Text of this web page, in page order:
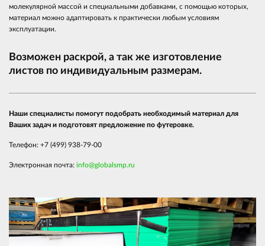
молекулярной массой и специальными добавками, с помощью которых,
материал можно адаптировать к практически любым условиям
эксплуатации.
Возможен раскрой, а так же изготовление
листов по индивидуальным размерам.
Наши специалисты помогут подобрать необходимый материал для
Ваших задач и подготовят предложение по футеровке.
Телефон: +7 (499) 938-79-00
Электронная почта: info@globalsmp.ru